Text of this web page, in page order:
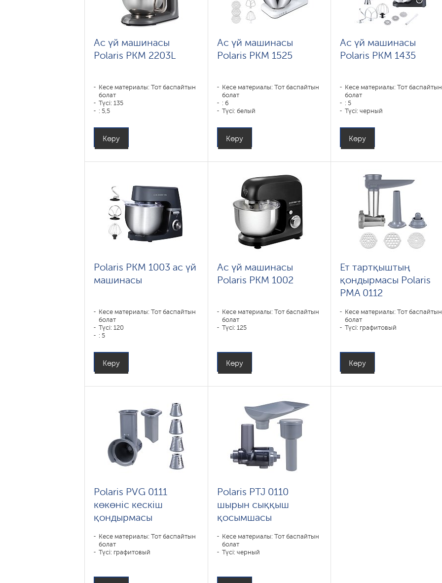
Ас үй машинасы
Polaris PKM 2203L
Кесе материалы: Тот баспайтын
болат
Түсі: 135
: 5,5
Көру
Ас үй машинасы
Polaris PKM 1525
Кесе материалы: Тот баспайтын
болат
: 6
Түсі: белый
Көру
Ас үй машинасы
Polaris PKM 1435
Кесе материалы: Тот баспайтын
болат
: 5
Түсі: черный
Көру
Polaris PKM 1003 ас үй
машинасы
Кесе материалы: Тот баспайтын
болат
Түсі: 120
: 5
Көру
Ас үй машинасы
Polaris PKM 1002
Кесе материалы: Тот баспайтын
болат
Түсі: 125
Көру
Ет тартқыштың
қондырмасы Polaris
PMA 0112
Кесе материалы: Тот баспайтын
болат
Түсі: графитовый
Көру
Polaris PVG 0111
көкөніс кескіш
қондырмасы
Кесе материалы: Тот баспайтын
болат
Түсі: графитовый
Polaris PTJ 0110
шырын сыққыш
қосымшасы
Кесе материалы: Тот баспайтын
болат
Түсі: черный